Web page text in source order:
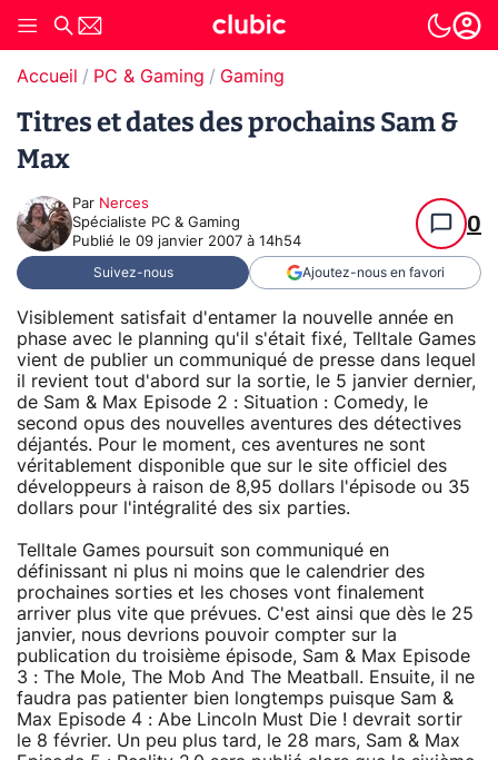
Accueil PC & Gaming Gaming
Titres et dates des prochains Sam &
Max
Par Nerces
Spécialiste PC & Gaming
Publié le 09 janvier 2007 à 14h54
0
Suivez-nous Ajoutez-nous en favori
Visiblement satisfait d'entamer la nouvelle année en
phase avec le planning qu'il s'était fixé, Telltale Games
vient de publier un communiqué de presse dans lequel
il revient tout d'abord sur la sortie, le 5 janvier dernier,
de Sam & Max Episode 2 : Situation : Comedy, le
second opus des nouvelles aventures des détectives
déjantés. Pour le moment, ces aventures ne sont
véritablement disponible que sur le site officiel des
développeurs à raison de 8,95 dollars l'épisode ou 35
dollars pour l'intégralité des six parties.
Telltale Games poursuit son communiqué en
définissant ni plus ni moins que le calendrier des
prochaines sorties et les choses vont finalement
arriver plus vite que prévues. C'est ainsi que dès le 25
janvier, nous devrions pouvoir compter sur la
publication du troisième épisode, Sam & Max Episode
3 : The Mole, The Mob And The Meatball. Ensuite, il ne
faudra pas patienter bien longtemps puisque Sam &
Max Episode 4 : Abe Lincoln Must Die ! devrait sortir
le 8 février. Un peu plus tard, le 28 mars, Sam & Max